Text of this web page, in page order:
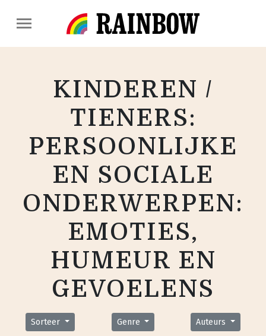
KINDEREN /
TIENERS:
PERSOONLIJKE
EN SOCIALE
ONDERWERPEN:
EMOTIES,
HUMEUR EN
GEVOELENS
Sorteer Genre Auteurs